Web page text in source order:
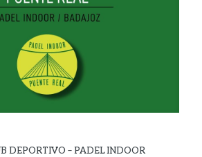
DEPORTIVO – PADEL INDOOR